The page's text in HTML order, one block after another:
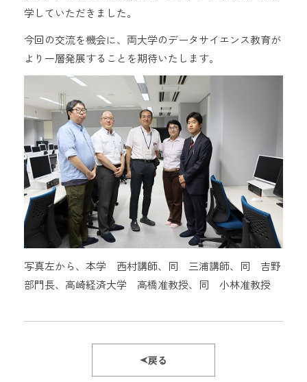
学していただきました。
今回の交流を機会に、両大学のデータサイエンス教育が
より一層発展することを期待いたします。
写真左から、本学 西村講師、同 三浦講師、同 吉野
部門長、高崎経済大学 高橋准教授、同 小林准教授
戻る